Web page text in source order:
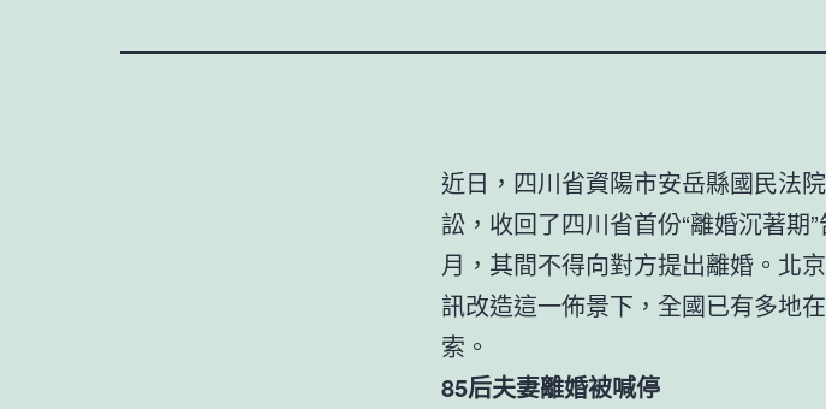
近日，四川省資陽市安岳縣國民法
訟，收回了四川省首份“離婚沉著期
月，其間不得向對方提出離婚。北
訊改造這一佈景下，全國已有多地
索。
85后夫妻離婚被喊停